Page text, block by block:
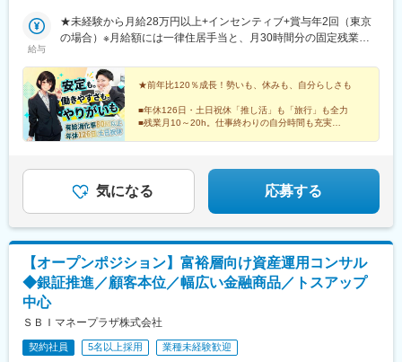
・一定の出社はありますがリモートワークも可能なためワークラ
イフバランスを保ちながら働くことができます。
変更の範囲：会社の定める業務
筋線「南森町」より徒歩3分 JR東西線「大阪天満宮駅」より徒
歩5分■名古屋支店 地下鉄桜通線「丸の内駅」より徒歩7分■広島
本線「御井駅」より徒歩15分■宮崎支店 JR「宮崎駅」より徒歩
20分■鹿児島支店 鹿児島市電唐湊線「神田駅」より徒歩12分■熊
本支店 豊肥本線「竜田口駅」より車で10分■福岡支店 地下鉄
空港線「天神駅」より徒歩5分■静岡支店※立ち上げ準備中（静岡
市内に新拠点開設予定）
洲通駅、西鉄福岡駅、東日本橋駅、扇町駅(大阪府)、皆実町二丁目
駅、赤坂駅(福岡県)
給与
★未経験から月給28万円以上+インセンティブ+賞与年2回（東京
の場合）※月給額には一律住居手当と、月30時間分の固定残業代
す。※別途インセンティブ+賞与年2回【未経験】■東京月給28万～
31万円■大阪・名古屋月給27万～30万円■広島・久留米・福岡・静
岡月給26万～29万円 ■上記以外の拠点月給25万～28万円【不動産
管理会社または保証会社経験者（3年以上）】■東京月給30万～33
万円■大阪・名古屋月給29万～32万円■広島・久留米・福岡・静岡
でのマネジメント経験者（3年以上）】■東京月給35万～38万円■
大阪・名古屋月給34万～37万円■広島・久留米・福岡・静岡月給
33万～36万円 ■上記以外の拠点月給32万～35万円※上記月給額に
は下記一律住居手当を含む・東京：月5万円・大阪・名古屋：月4
万円・広島・久留米：月3万円・上記以外の拠点：月2万円
★前年比120％成長！勢いも、休みも、自分らしさも
■年休126日・土日祝休「推し活」も「旅行」も全力
■残業月10～20h。仕事終わりの自分時間も充実
気になる 応募する
【オープンポジション】富裕層向け資産運用コンサル
◆銀証推進／顧客本位／幅広い金融商品／トスアップ
中心
ＳＢＩマネープラザ株式会社
契約社員 5名以上採用 業種未経験歓迎